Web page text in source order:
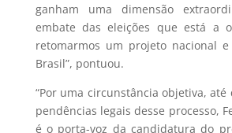
ganham uma dimensão
embate das eleições que está a
retomarmos um projeto nacional
Brasil”, pontuou.
“Por uma circunstância objetiva, até
pendências legais desse processo,
é o porta-voz da candidatura do